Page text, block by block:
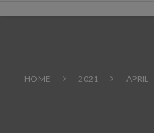
HOME 2021 APRIL